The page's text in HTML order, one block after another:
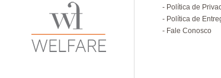
Política de
Política de
Fale Conosco